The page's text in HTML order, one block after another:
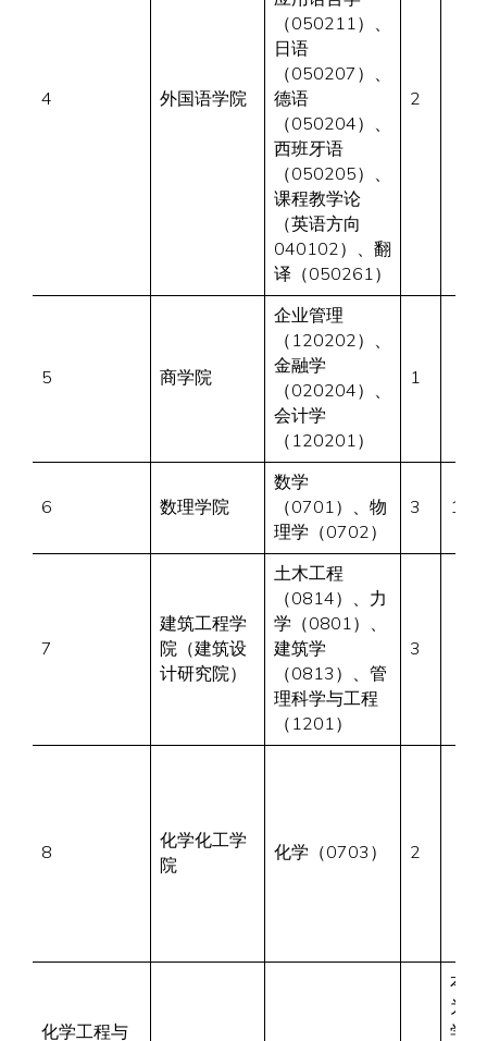
4 外国语学院
（050211）、
日语
（050207）、
德语
（050204）、
西班牙语
（050205）、
课程教学论
（英语方向
040102）、翻
译（050261）
2
5 商学院
企业管理
（120202）、
金融学
（020204）、
会计学
（120201）
1
6 数理学院
数学
（0701）、物
理学（0702）
3 1
7
建筑工程学
院（建筑设
计研究院）
土木工程
（0814）、力
学（0801）、
建筑学
（0813）、管
理科学与工程
（1201）
3
8
化学化工学
院
化学（0703） 2
化学工程与
本科
为化
学工